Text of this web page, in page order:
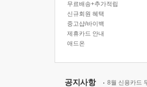
무료배송+추가적립
신규회원 혜택
중고샵/바이백
제휴카드 안내
애드온
공지사항 8월 신용카드